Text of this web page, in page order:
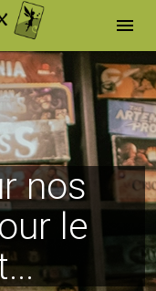
menu
nos
le